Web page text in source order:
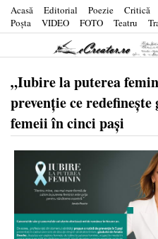
Acasă Editorial Poezie Critică
Poşta
VIDEO FOTO Teatru
„Iubire la puterea
prevenție ce
femeii în cinci pași